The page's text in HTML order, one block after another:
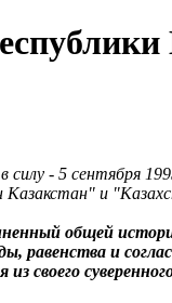
силу - 5 сентября
и
общей
равенства и
из своего